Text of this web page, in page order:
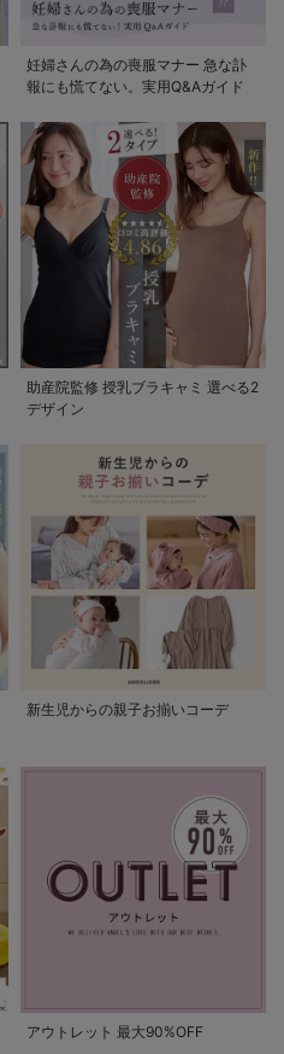
妊婦さんの為の喪服マナー 急な訃
報にも慌てない。実用Q&Aガイド
助産院監修 授乳ブラキャミ 選べる2
デザイン
新生児からの親子お揃いコーデ
アウトレット 最大90%OFF